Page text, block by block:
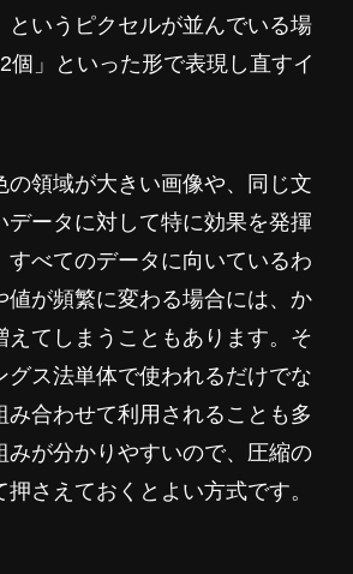
というピクセルが並んでいる場
個」といった形で表現し直すイ
の領域が大きい画像や、同じ文
データに対して特に効果を発揮
すべてのデータに向いているわ
値が頻繁に変わる場合には、か
えてしまうこともあります。そ
グス法単体で使われるだけでな
み合わせて利用されることも多
みが分かりやすいので、圧縮の
押さえておくとよい方式です。